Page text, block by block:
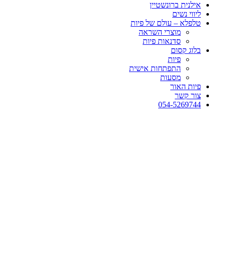
אילנית ברונשטיין
ליווי נשים
טלפלא – עולם של פיות
מוצרי השראה
סדנאות פיות
בלוג קסום
פיות
התפתחות אישית
מסעות
פיות האור
צור קשר
054-5269744